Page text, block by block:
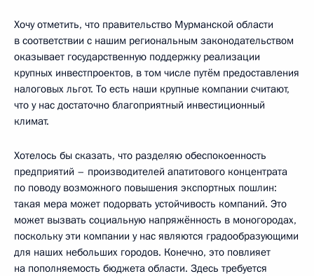
Хочу отметить, что правительство Мурманской области
в соответствии с нашим региональным законодательством
оказывает государственную поддержку реализации
крупных инвестпроектов, в том числе путём предоставления
налоговых льгот. То есть наши крупные компании считают,
что у нас достаточно благоприятный инвестиционный
климат.
Хотелось бы сказать, что разделяю обеспокоенность
предприятий – производителей апатитового концентрата
по поводу возможного повышения экспортных пошлин:
такая мера может подорвать устойчивость компаний. Это
может вызвать социальную напряжённость в моногородах,
поскольку эти компании у нас являются градообразующими
для наших небольших городов. Конечно, это повлияет
на пополняемость бюджета области. Здесь требуется